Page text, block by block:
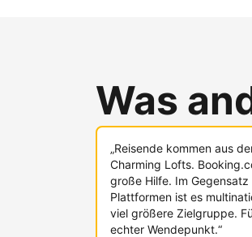
Was
„Reisende kommen aus
Charming Lofts.
große Hilfe. Im
Plattformen ist es
viel größere Zielgruppe.
echter Wendepunkt.“